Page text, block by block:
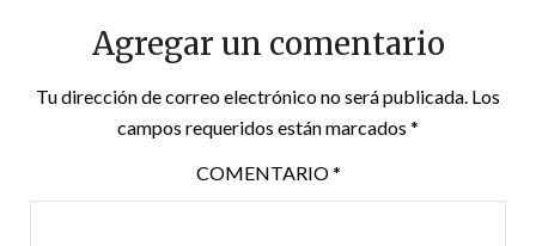
Agregar un comentario
Tu dirección de correo electrónico no será publicada. Los
campos requeridos están marcados *
COMENTARIO*